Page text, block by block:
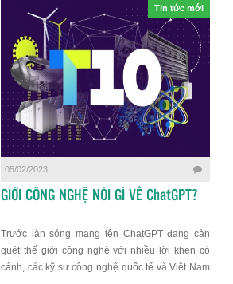
Tin tức mới
05/02/2023
GIỚI CÔNG NGHỆ NÓI GÌ VỀ ChatGPT?
Trước làn sóng mang tên ChatGPT đang càn
quét thế giới công nghệ với nhiều lời khen có
cánh, các kỹ sư công nghệ quốc tế và Việt Nam